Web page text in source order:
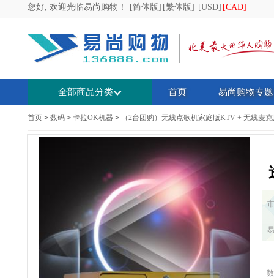
您好, 欢迎光临易尚购物！ [简体版] [繁体版] [USD] [CAD]
全部商品分类 首页 易尚购物专题
首页 > 数码 > 卡拉OK机器 > （2台团购）无线点歌机家庭版KTV + 无线麦